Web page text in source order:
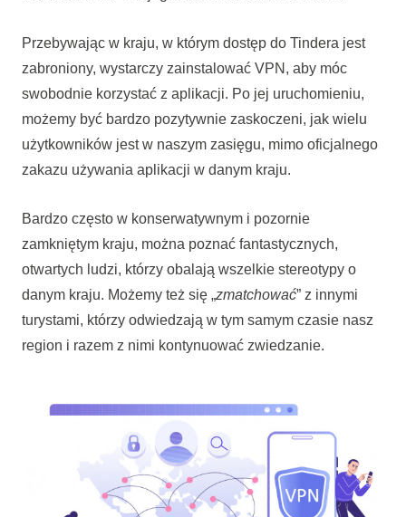
Przebywając w kraju, w którym dostęp do Tindera jest
zabroniony, wystarczy zainstalować VPN, aby móc
swobodnie korzystać z aplikacji. Po jej uruchomieniu,
możemy być bardzo pozytywnie zaskoczeni, jak wielu
użytkowników jest w naszym zasięgu, mimo oficjalnego
zakazu używania aplikacji w danym kraju.
Bardzo często w konserwatywnym i pozornie
zamkniętym kraju, można poznać fantastycznych,
otwartych ludzi, którzy obalają wszelkie stereotypy o
danym kraju. Możemy też się „zmatchować” z innymi
turystami, którzy odwiedzają w tym samym czasie nasz
region i razem z nimi kontynuować zwiedzanie.